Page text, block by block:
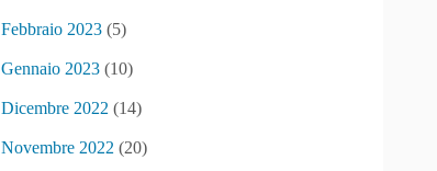
Febbraio 2023 (5)
Gennaio 2023 (10)
Dicembre 2022 (14)
Novembre 2022 (20)